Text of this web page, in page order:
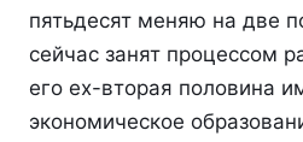
пятьдесят меняю на две
сейчас занят процессом
его ex-вторая половина
экономическое